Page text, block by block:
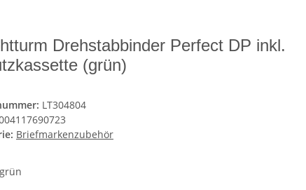
Drehstabbinder Perfect DP inkl.
(grün)
LT304804
Briefmarkenzubehör